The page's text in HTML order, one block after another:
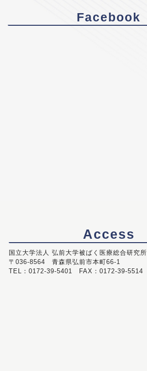
Facebook
Access
国立大学法人 弘前大学被ばく医療総合研究所
〒036-8564 青森県弘前市本町66-1
TEL：0172-39-5401 FAX：0172-39-5514